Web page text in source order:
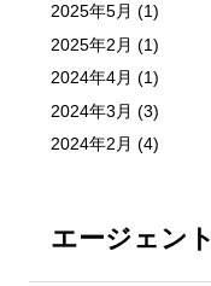
2025年5月 (1)
2025年2月 (1)
2024年4月 (1)
2024年3月 (3)
2024年2月 (4)
エージェント